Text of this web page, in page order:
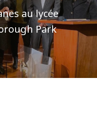
au lycée
Park